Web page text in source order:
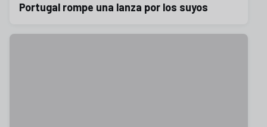
Portugal rompe una lanza por los suyos